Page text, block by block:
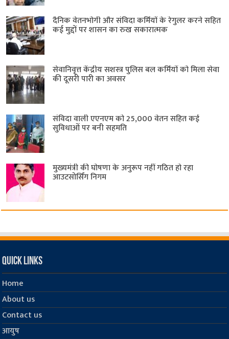
दैनिक वेतनभोगी और संविदा कर्मियों के रेगुलर करने सहित
कई मुद्दों पर शासन का रुख सकारात्मक
सेवानिवृत्त केंद्रीय सशस्त्र पुलिस बल ​कर्मियों को मिला सेवा
की दूसरी पारी का अवसर
संविदा वाली एएनएम को 25,000 वेतन सहित कई
सुविधाओं पर बनी सहमति
मुख्यमंत्री की घोषणा के अनुरूप नहीं गठित हो रहा
आउटसोर्सिंग निगम
Quick Links
Home
About us
Contact us
आयुष